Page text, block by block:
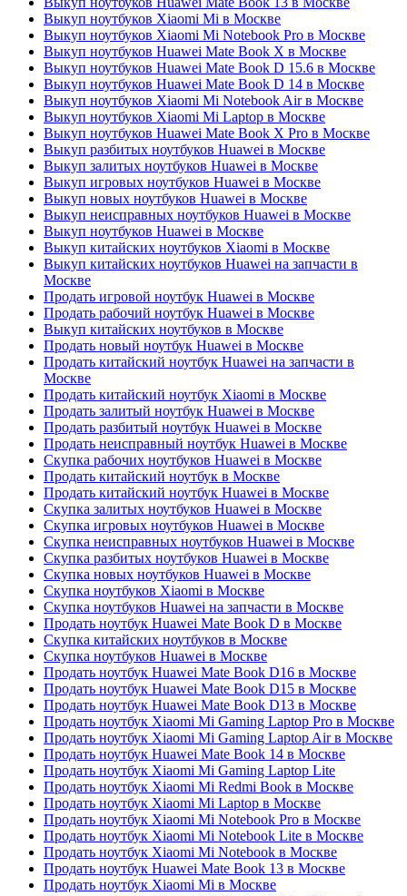
Выкуп ноутбуков Xiaomi Mi в Москве
Выкуп ноутбуков Xiaomi Mi Notebook Pro в Москве
Выкуп ноутбуков Huawei Mate Book X в Москве
Выкуп ноутбуков Huawei Mate Book D 15.6 в Москве
Выкуп ноутбуков Huawei Mate Book D 14 в Москве
Выкуп ноутбуков Xiaomi Mi Notebook Air в Москве
Выкуп ноутбуков Xiaomi Mi Laptop в Москве
Выкуп ноутбуков Huawei Mate Book X Pro в Москве
Выкуп разбитых ноутбуков Huawei в Москве
Выкуп залитых ноутбуков Huawei в Москве
Выкуп игровых ноутбуков Huawei в Москве
Выкуп новых ноутбуков Huawei в Москве
Выкуп неисправных ноутбуков Huawei в Москве
Выкуп ноутбуков Huawei в Москве
Выкуп китайских ноутбуков Xiaomi в Москве
Выкуп китайских ноутбуков Huawei на запчасти в
Москве
Продать игровой ноутбук Huawei в Москве
Продать рабочий ноутбук Huawei в Москве
Выкуп китайских ноутбуков в Москве
Продать новый ноутбук Huawei в Москве
Продать китайский ноутбук Huawei на запчасти в
Москве
Продать китайский ноутбук Xiaomi в Москве
Продать залитый ноутбук Huawei в Москве
Продать разбитый ноутбук Huawei в Москве
Продать неисправный ноутбук Huawei в Москве
Скупка рабочих ноутбуков Huawei в Москве
Продать китайский ноутбук в Москве
Продать китайский ноутбук Huawei в Москве
Скупка залитых ноутбуков Huawei в Москве
Скупка игровых ноутбуков Huawei в Москве
Скупка неисправных ноутбуков Huawei в Москве
Скупка разбитых ноутбуков Huawei в Москве
Скупка новых ноутбуков Huawei в Москве
Скупка ноутбуков Xiaomi в Москве
Скупка ноутбуков Huawei на запчасти в Москве
Продать ноутбук Huawei Mate Book D в Москве
Скупка китайских ноутбуков в Москве
Скупка ноутбуков Huawei в Москве
Продать ноутбук Huawei Mate Book D16 в Москве
Продать ноутбук Huawei Mate Book D15 в Москве
Продать ноутбук Huawei Mate Book D13 в Москве
Продать ноутбук Xiaomi Mi Gaming Laptop Pro в Москве
Продать ноутбук Xiaomi Mi Gaming Laptop Air в Москве
Продать ноутбук Huawei Mate Book 14 в Москве
Продать ноутбук Xiaomi Mi Gaming Laptop Lite
Продать ноутбук Xiaomi Mi Redmi Book в Москве
Продать ноутбук Xiaomi Mi Laptop в Москве
Продать ноутбук Xiaomi Mi Notebook Pro в Москве
Продать ноутбук Xiaomi Mi Notebook Lite в Москве
Продать ноутбук Xiaomi Mi Notebook в Москве
Продать ноутбук Huawei Mate Book 13 в Москве
Продать ноутбук Xiaomi Mi в Москве